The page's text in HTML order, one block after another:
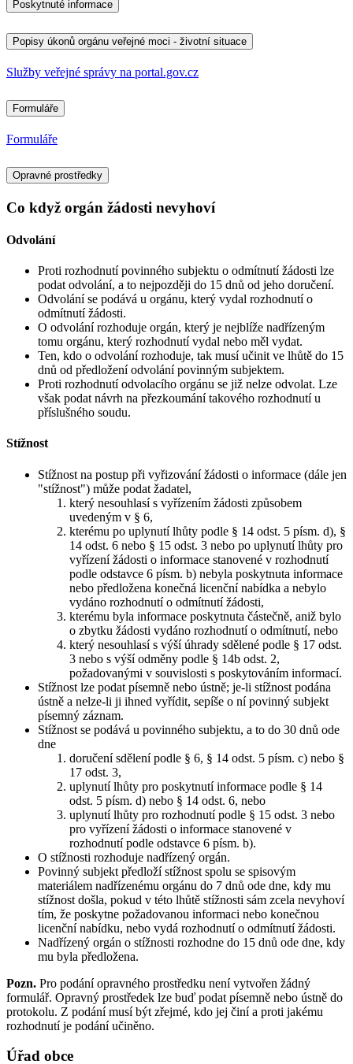
Poskytnuté informace
Popisy úkonů orgánu veřejné moci - životní situace
Služby veřejné správy na portal.gov.cz
Formuláře
Formuláře
Opravné prostředky
Co když orgán žádosti nevyhoví
Odvolání
Proti rozhodnutí povinného subjektu o odmítnutí žádosti lze
podat odvolání, a to nejpozději do 15 dnů od jeho doručení.
Odvolání se podává u orgánu, který vydal rozhodnutí o
odmítnutí žádosti.
O odvolání rozhoduje orgán, který je nejblíže nadřízeným
tomu orgánu, který rozhodnutí vydal nebo měl vydat.
Ten, kdo o odvolání rozhoduje, tak musí učinit ve lhůtě do 15
dnů od předložení odvolání povinným subjektem.
Proti rozhodnutí odvolacího orgánu se již nelze odvolat. Lze
však podat návrh na přezkoumání takového rozhodnutí u
příslušného soudu.
Stížnost
Stížnost na postup při vyřizování žádosti o informace (dále jen
"stížnost") může podat žadatel,
který nesouhlasí s vyřízením žádosti způsobem
uvedeným v § 6,
kterému po uplynutí lhůty podle § 14 odst. 5 písm. d), §
14 odst. 6 nebo § 15 odst. 3 nebo po uplynutí lhůty pro
vyřízení žádosti o informace stanovené v rozhodnutí
podle odstavce 6 písm. b) nebyla poskytnuta informace
nebo předložena konečná licenční nabídka a nebylo
vydáno rozhodnutí o odmítnutí žádosti,
kterému byla informace poskytnuta částečně, aniž bylo
o zbytku žádosti vydáno rozhodnutí o odmítnutí, nebo
který nesouhlasí s výší úhrady sdělené podle § 17 odst.
3 nebo s výší odměny podle § 14b odst. 2,
požadovanými v souvislosti s poskytováním informací.
Stížnost lze podat písemně nebo ústně; je-li stížnost podána
ústně a nelze-li ji ihned vyřídit, sepíše o ní povinný subjekt
písemný záznam.
Stížnost se podává u povinného subjektu, a to do 30 dnů ode
dne
doručení sdělení podle § 6, § 14 odst. 5 písm. c) nebo §
17 odst. 3,
uplynutí lhůty pro poskytnutí informace podle § 14
odst. 5 písm. d) nebo § 14 odst. 6, nebo
uplynutí lhůty pro rozhodnutí podle § 15 odst. 3 nebo
pro vyřízení žádosti o informace stanovené v
rozhodnutí podle odstavce 6 písm. b).
O stížnosti rozhoduje nadřízený orgán.
Povinný subjekt předloží stížnost spolu se spisovým
materiálem nadřízenému orgánu do 7 dnů ode dne, kdy mu
stížnost došla, pokud v této lhůtě stížnosti sám zcela nevyhoví
tím, že poskytne požadovanou informaci nebo konečnou
licenční nabídku, nebo vydá rozhodnutí o odmítnutí žádosti.
Nadřízený orgán o stížnosti rozhodne do 15 dnů ode dne, kdy
mu byla předložena.
Pozn. Pro podání opravného prostředku není vytvořen žádný
formulář. Opravný prostředek lze buď podat písemně nebo ústně do
protokolu. Z podání musí být zřejmé, kdo jej činí a proti jakému
rozhodnutí je podání učiněno.
Úřad obce